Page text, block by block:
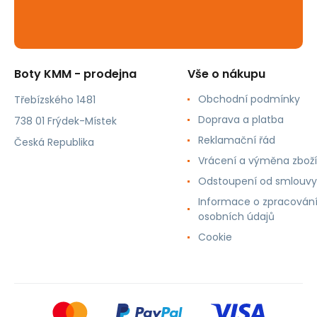
Boty KMM - prodejna
Třebízského 1481
738 01 Frýdek-Místek
Česká Republika
Vše o nákupu
Obchodní podmínky
Doprava a platba
Reklamační řád
Vrácení a výměna zboží
Odstoupení od smlouvy
Informace o zpracování
osobních údajů
Cookie